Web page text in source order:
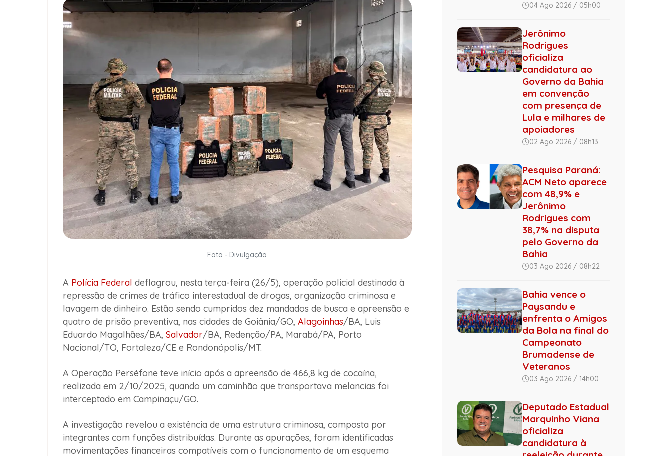
Foto - Divulgação
A Polícia Federal deflagrou, nesta terça-feira (26/5), operação policial destinada à
repressão de crimes de tráfico interestadual de drogas, organização criminosa e
lavagem de dinheiro. Estão sendo cumpridos dez mandados de busca e apreensão e
quatro de prisão preventiva, nas cidades de Goiânia/GO, Alagoinhas/BA, Luis
Eduardo Magalhães/BA, Salvador/BA, Redenção/PA, Marabá/PA, Porto
Nacional/TO, Fortaleza/CE e Rondonópolis/MT.
A Operação Perséfone teve início após a apreensão de 466,8 kg de cocaína,
realizada em 2/10/2025, quando um caminhão que transportava melancias foi
interceptado em Campinaçu/GO.
A investigação revelou a existência de uma estrutura criminosa, composta por
integrantes com funções distribuídas. Durante as apurações, foram identificadas
movimentações financeiras compatíveis com o funcionamento de um esquema
04 Ago 2026 / 05h00
Jerônimo
Rodrigues
oficializa
candidatura ao
Governo da Bahia
em convenção
com presença de
Lula e milhares de
apoiadores
02 Ago 2026 / 08h13
Pesquisa Paraná:
ACM Neto aparece
com 48,9% e
Jerônimo
Rodrigues com
38,7% na disputa
pelo Governo da
Bahia
03 Ago 2026 / 08h22
Bahia vence o
Paysandu e
enfrenta o Amigos
da Bola na final do
Campeonato
Brumadense de
Veteranos
03 Ago 2026 / 14h00
Deputado Estadual
Marquinho Viana
oficializa
candidatura à